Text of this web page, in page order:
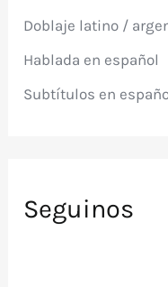
o
:
Doblaje latino /
Hablada en español
Subtítulos en
Seguinos